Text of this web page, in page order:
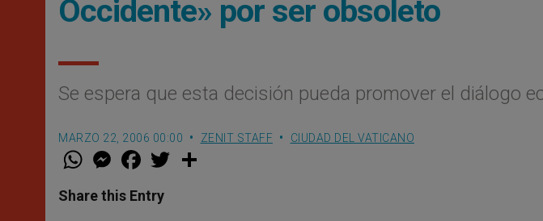
Occidente» por ser obsoleto
Se espera que esta decisión pueda promover el diálogo
MARZO 22, 2006 00:00 ZENIT STAFF CIUDAD DEL VATICANO
W
t
s
M
e
s
e
F
a
e
b
w
Share this Entry